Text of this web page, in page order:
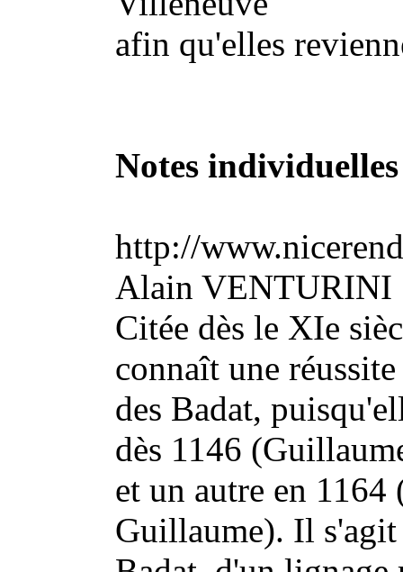
afin qu'elles
Notes individuelles
http://
Alain VENTURINI
Citée dès le XIe
connaît une
des Badat,
dès 1146
et un autre en
Guillaume). Il s'agit